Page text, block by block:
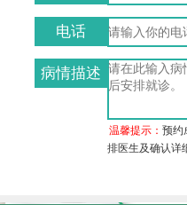
电话
病情描述
温馨提示：预约
排医生及确认详